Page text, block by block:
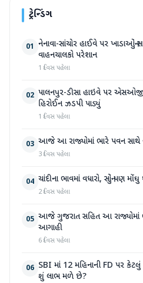
ટ્રેન્ડિંગ
01 નેનાવા-સાંચોર હાઈવે પર ખાડાઓનું
વાહનચાલકો પરેશાન
1 દિવસ પહેલા
02 પાલનપુર-ડીસા હાઇવે પર એસઓજી
હિરોઈન ઝડપી પાડ્યું
1 દિવસ પહેલા
03 આજે આ રાજ્યોમાં ભારે પવન સાથે
3 દિવસ પહેલા
04 ચાંદીના ભાવમાં વધારો, સોનું પણ
2 દિવસ પહેલા
05 આજે ગુજરાત સહિત આ રાજ્યોમાં
આગાહી
6 દિવસ પહેલા
06 SBI માં 12 મહિનાની FD પર
શું લાભ મળે છે?